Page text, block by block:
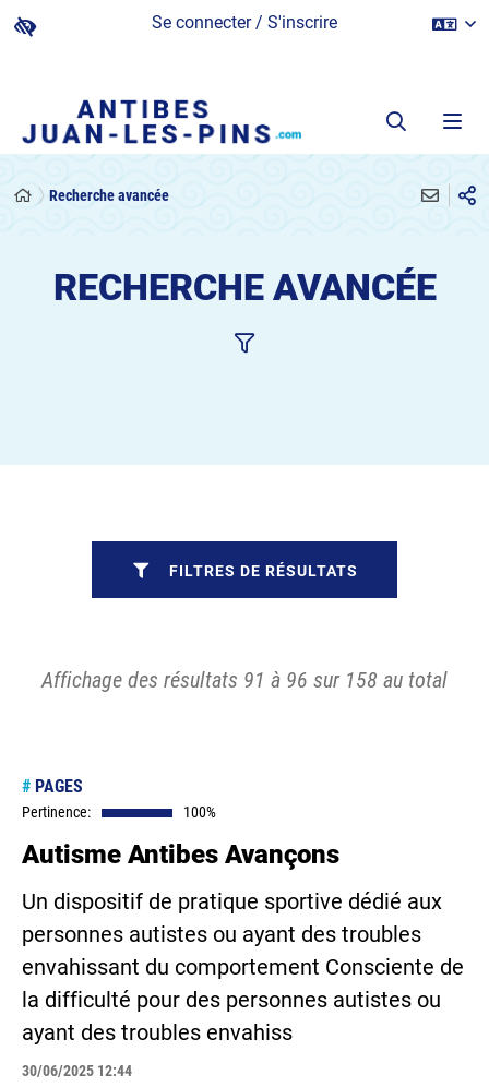
Se connecter / S'inscrire
Recherche avancée
RECHERCHE AVANCÉE
Affichage des résultats 91 à 96 sur 158 au total
# PAGES
Pertinence: 100%
Autisme Antibes Avançons
Un dispositif de pratique sportive dédié aux
personnes autistes ou ayant des troubles
envahissant du comportement Consciente de
la difficulté pour des personnes autistes ou
ayant des troubles envahiss
30/06/2025 12:44
FILTRES DE RÉSULTATS